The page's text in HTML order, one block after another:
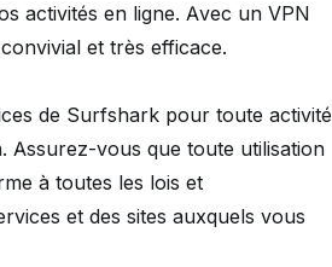
activités en ligne. Avec un VPN
et très efficace.
de Surfshark pour toute activité
Assurez-vous que toute utilisation
à toutes les lois et
et des sites auxquels vous